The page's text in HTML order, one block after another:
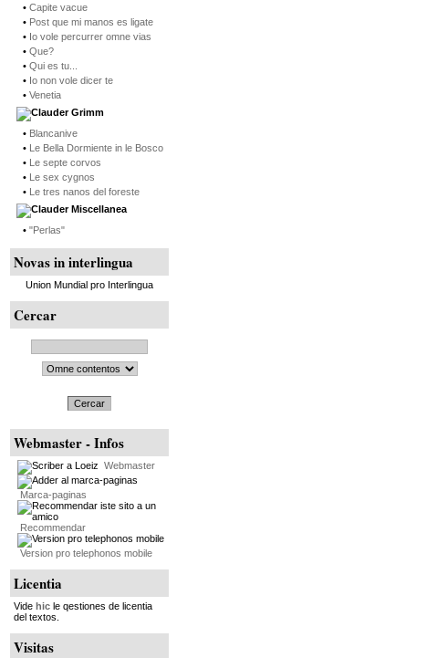
• Capite vacue
• Post que mi manos es ligate
• Io vole percurrer omne vias
• Que?
• Qui es tu...
• Io non vole dicer te
• Venetia
Grimm
• Blancanive
• Le Bella Dormiente in le Bosco
• Le septe corvos
• Le sex cygnos
• Le tres nanos del foreste
Miscellanea
• "Perlas"
Novas in interlingua
Union Mundial pro Interlingua
Cercar
Cercar
Webmaster - Infos
Webmaster
Marca-paginas
Recommendar
Version pro telephonos mobile
Licentia
Vide hic le qestiones de licentia
del textos.
Visitas